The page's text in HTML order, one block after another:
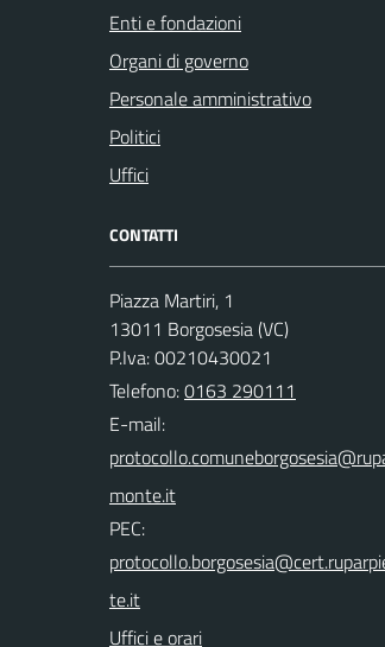
Enti e fondazioni
Organi di governo
Personale amministrativo
Politici
Uffici
CONTATTI
Piazza Martiri, 1
13011 Borgosesia (VC)
P.Iva: 00210430021
Telefono:0163 290111
E-mail:
PEC:
Uffici e orari